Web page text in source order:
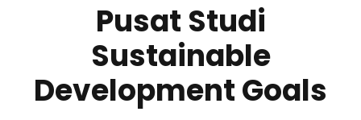
Pusat Studi
Sustainable
Development Goals